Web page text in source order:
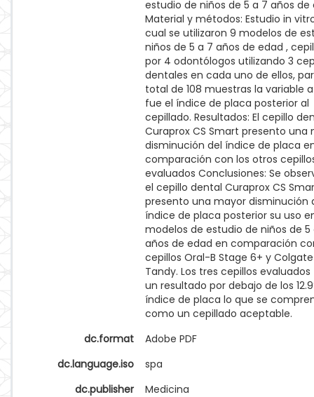
estudio de niños de 5 a 7 años de
Material y métodos: Estudio in
cual se utilizaron 9 modelos de
niños de 5 a 7 años de edad ,
por 4 odontólogos utilizando 3
dentales en cada uno de ellos,
total de 108 muestras la variable
fue el índice de placa posterior al
cepillado. Resultados: El cepillo
Curaprox CS Smart presento una
disminución del índice de placa
comparación con los otros
evaluados Conclusiones: Se
el cepillo dental Curaprox CS
presento una mayor disminución
índice de placa posterior su uso
modelos de estudio de niños de 5
años de edad en comparación
cepillos Oral-B Stage 6+ y Colgate
Tandy. Los tres cepillos
un resultado por debajo de los
índice de placa lo que se
como un cepillado aceptable.
dc.format
Adobe PDF
dc.language.iso
spa
dc.publisher
Medicina